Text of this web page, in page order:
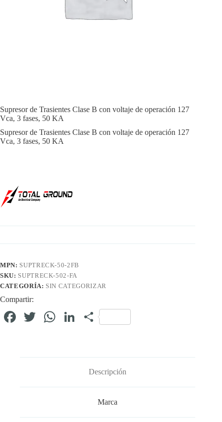
Supresor de Trasientes Clase B con voltaje de operación 127
Vca, 3 fases, 50 KA
Supresor de Trasientes Clase B con voltaje de operación 127
Vca, 3 fases, 50 KA
MPN: SUPTRECK-50-2FB
SKU: SUPTRECK-502-FA
CATEGORÍA: SIN CATEGORIZAR
Compartir:
Fa T
W
Li
In
C
pa
rti
r
Descripción
Marca